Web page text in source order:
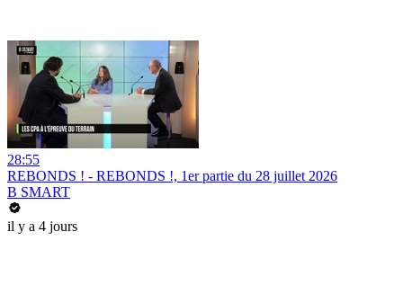
28:55
REBONDS ! - REBONDS !, 1er partie du 28 juillet 2026
B SMART
il y a 4 jours